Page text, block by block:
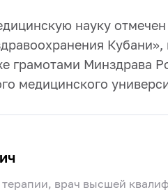
науку
грамотами Минздрава
медицинского
врач высшей